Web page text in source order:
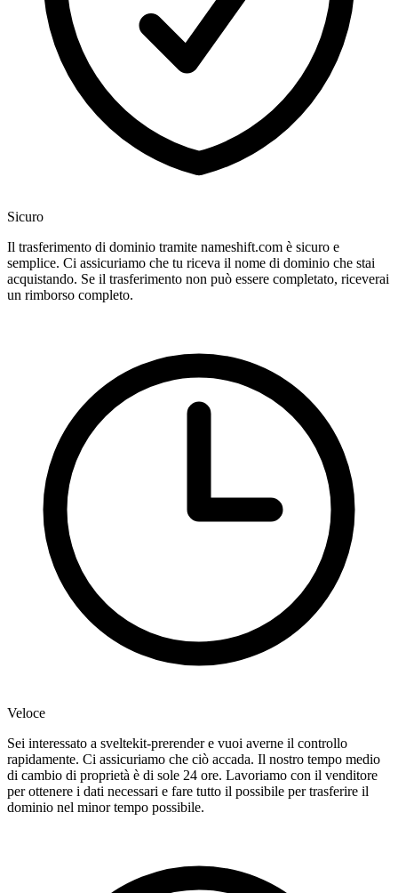
Sicuro
Il trasferimento di dominio tramite nameshift.com è sicuro e
semplice. Ci assicuriamo che tu riceva il nome di dominio che stai
acquistando. Se il trasferimento non può essere completato, riceverai
un rimborso completo.
Veloce
Sei interessato a sveltekit-prerender e vuoi averne il controllo
rapidamente. Ci assicuriamo che ciò accada. Il nostro tempo medio
di cambio di proprietà è di sole 24 ore. Lavoriamo con il venditore
per ottenere i dati necessari e fare tutto il possibile per trasferire il
dominio nel minor tempo possibile.